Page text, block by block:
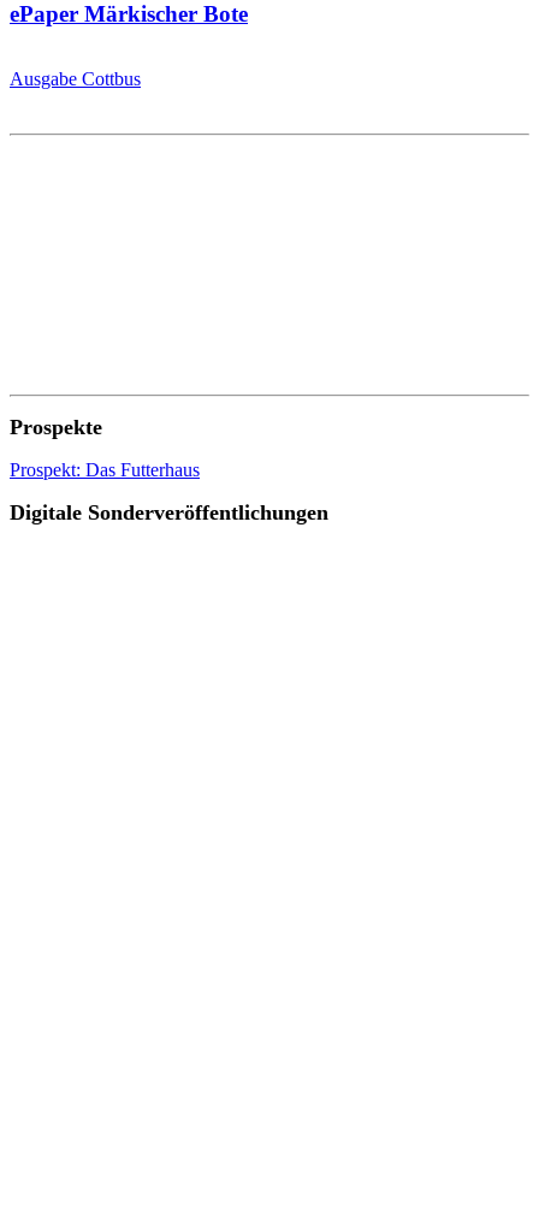
ePaper Märkischer Bote
Ausgabe Cottbus
Prospekte
Prospekt: Das Futterhaus
Digitale Sonderveröffentlichungen